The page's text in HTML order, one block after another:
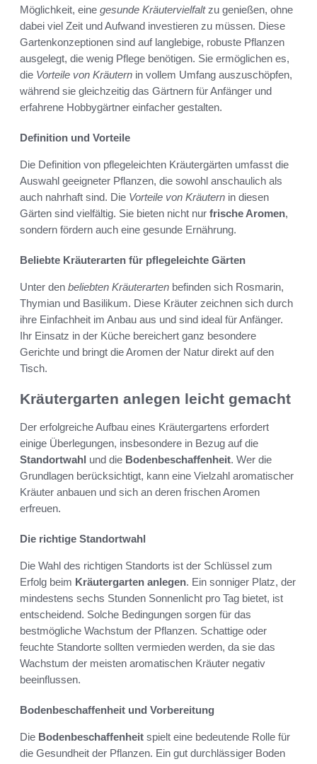
Möglichkeit, eine gesunde Kräutervielfaltzu genießen, ohne
dabei viel Zeit und Aufwand investieren zu müssen. Diese
Gartenkonzeptionen sind auf langlebige, robuste Pflanzen
ausgelegt, die wenig Pflege benötigen. Sie ermöglichen es,
die Vorteile von Kräutern in vollem Umfang auszuschöpfen,
während sie gleichzeitig das Gärtnern für Anfänger und
erfahrene Hobbygärtner einfacher gestalten.
Definition und Vorteile
Die Definition von pflegeleichten Kräutergärten umfasst die
Auswahl geeigneter Pflanzen, die sowohl anschaulich als
auch nahrhaft sind. Die Vorteile von Kräutern in diesen
Gärten sind vielfältig. Sie bieten nicht nur frische Aromen,
sondern fördern auch eine gesunde Ernährung.
Beliebte Kräuterarten für pflegeleichte Gärten
Unter den beliebten Kräuterarten befinden sich Rosmarin,
Thymian und Basilikum. Diese Kräuter zeichnen sich durch
ihre Einfachheit im Anbau aus und sind ideal für Anfänger.
Ihr Einsatz in der Küche bereichert ganz besondere
Gerichte und bringt die Aromen der Natur direkt auf den
Tisch.
Kräutergarten anlegen leicht gemacht
Der erfolgreiche Aufbau eines Kräutergartens erfordert
einige Überlegungen, insbesondere in Bezug auf die
Standortwahl und die Bodenbeschaffenheit. Wer die
Grundlagen berücksichtigt, kann eine Vielzahl aromatischer
Kräuter anbauen und sich an deren frischen Aromen
erfreuen.
Die richtige Standortwahl
Die Wahl des richtigen Standorts ist der Schlüssel zum
Erfolg beim Kräutergarten anlegen. Ein sonniger Platz, der
mindestens sechs Stunden Sonnenlicht pro Tag bietet, ist
entscheidend. Solche Bedingungen sorgen für das
bestmögliche Wachstum der Pflanzen. Schattige oder
feuchte Standorte sollten vermieden werden, da sie das
Wachstum der meisten aromatischen Kräuter negativ
beeinflussen.
Bodenbeschaffenheit und Vorbereitung
Die Bodenbeschaffenheit spielt eine bedeutende Rolle für
die Gesundheit der Pflanzen. Ein gut durchlässiger Boden